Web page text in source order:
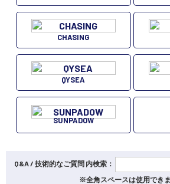
CHASING
QYSEA
SUNPADOW
Q&A / 技術的なご質問 内検索：
※全角スペースは使用でき